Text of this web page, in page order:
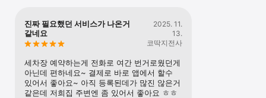
진짜 필요했던 서비스가 나온거
같네요
2025. 11.
13.
코딱지전사
세차장 예약하는게 전화로 여간 번거로웠던게
아닌데 편하네요~ 결제로 바로 앱에서 할수
있어서 좋아요~ 아직 등록된데가 많진 않은거
같은데 저희집 주변엔 좀 있어서 좋아요 ㅎㅎ